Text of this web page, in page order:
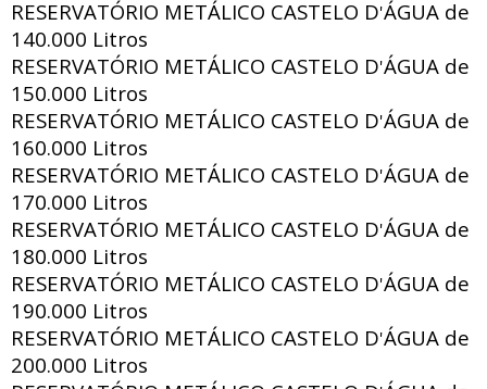
RESERVATÓRIO METÁLICO CASTELO D'ÁGUA de
140.000 Litros
RESERVATÓRIO METÁLICO CASTELO D'ÁGUA de
150.000 Litros
RESERVATÓRIO METÁLICO CASTELO D'ÁGUA de
160.000 Litros
RESERVATÓRIO METÁLICO CASTELO D'ÁGUA de
170.000 Litros
RESERVATÓRIO METÁLICO CASTELO D'ÁGUA de
180.000 Litros
RESERVATÓRIO METÁLICO CASTELO D'ÁGUA de
190.000 Litros
RESERVATÓRIO METÁLICO CASTELO D'ÁGUA de
200.000 Litros